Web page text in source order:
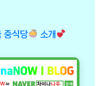
중식당 소개